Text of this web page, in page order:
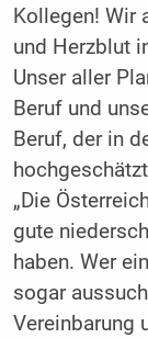
Kollegen! Wir
und Herzblut
Unser aller
Beruf und
Beruf, der in
„Die
gute
haben. Wer
sogar
Vereinbarung